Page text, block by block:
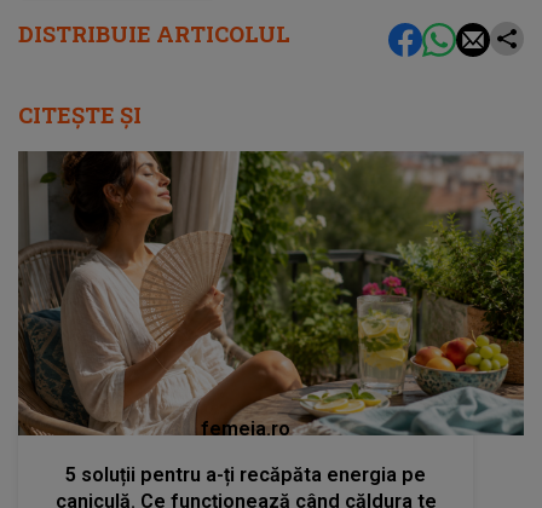
DISTRIBUIE ARTICOLUL
CITEȘTE ȘI
femeia.ro
5 soluții pentru a-ți recăpăta energia pe
caniculă. Ce funcționează când căldura te